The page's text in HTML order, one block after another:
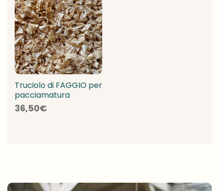
Truciolo di FAGGIO per
pacciamatura
36,50€